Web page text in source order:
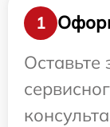
1
Оставьте